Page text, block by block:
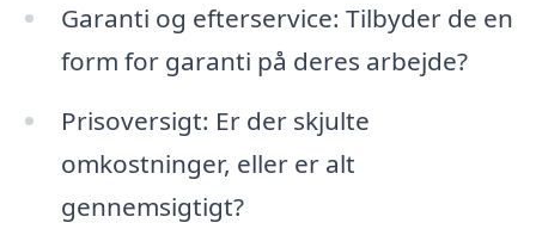
Garanti og efterservice: Tilbyder de en
form for garanti på deres arbejde?
Prisoversigt: Er der skjulte
omkostninger, eller er alt
gennemsigtigt?